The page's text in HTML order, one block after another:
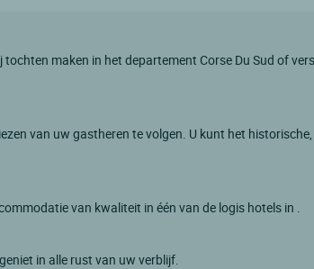
maken in het departement Corse Du Sud of
van uw gastheren te volgen. U kunt het
van kwaliteit in één van de logis hotels in .
in alle rust van uw verblijf.